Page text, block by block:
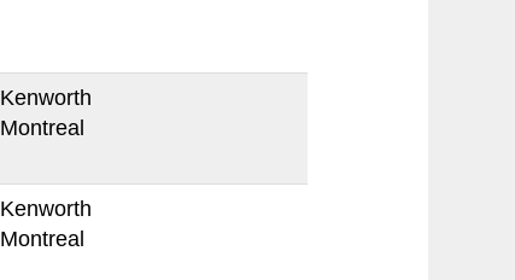
Kenworth
Montreal
Kenworth
Montreal